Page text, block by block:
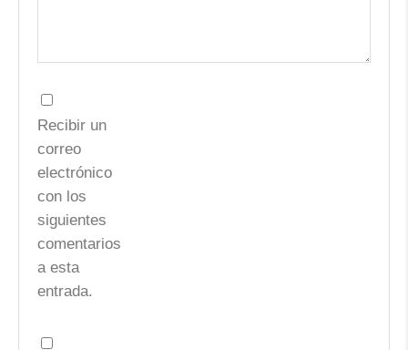
Recibir un
correo
electrónico
con los
siguientes
comentarios
a esta
entrada.